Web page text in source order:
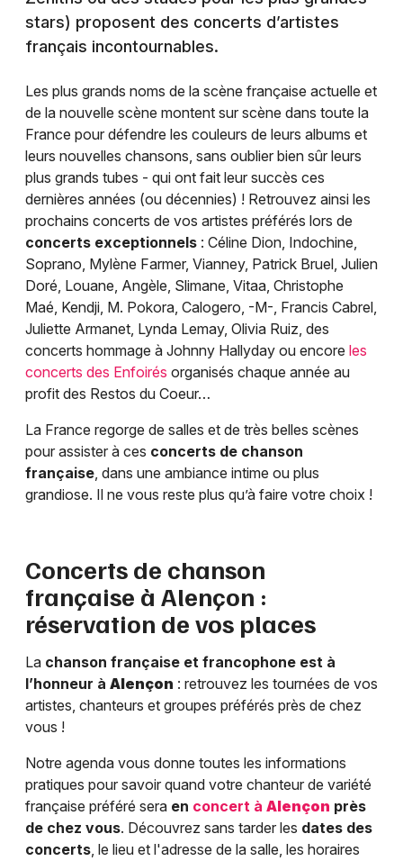
stars) proposent des concerts d’artistes
français incontournables.
Les plus grands noms de la scène française actuelle et
de la nouvelle scène montent sur scène dans toute la
France pour défendre les couleurs de leurs albums et
leurs nouvelles chansons, sans oublier bien sûr leurs
plus grands tubes - qui ont fait leur succès ces
dernières années (ou décennies) ! Retrouvez ainsi les
prochains concerts de vos artistes préférés lors de
concerts exceptionnels : Céline Dion, Indochine,
Soprano, Mylène Farmer, Vianney, Patrick Bruel, Julien
Doré, Louane, Angèle, Slimane, Vitaa, Christophe
Maé, Kendji, M. Pokora, Calogero, -M-, Francis Cabrel,
Juliette Armanet, Lynda Lemay, Olivia Ruiz, des
concerts hommage à Johnny Hallyday ou encore les
concerts des Enfoirés organisés chaque année au
profit des Restos du Coeur…
La France regorge de salles et de très belles scènes
pour assister à ces concerts de chanson
française, dans une ambiance intime ou plus
grandiose. Il ne vous reste plus qu’à faire votre choix !
Concerts de chanson
française à Alençon :
réservation de vos places
La chanson française et francophone est à
l’honneur à Alençon : retrouvez les tournées de vos
artistes, chanteurs et groupes préférés près de chez
vous !
Notre agenda vous donne toutes les informations
pratiques pour savoir quand votre chanteur de variété
française préféré sera en concert à Alençon près
de chez vous. Découvrez sans tarder les dates des
concerts, le lieu et l'adresse de la salle, les horaires